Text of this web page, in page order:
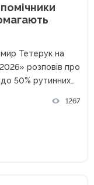
Тетерук на
розповів про
50% рутинних
1267